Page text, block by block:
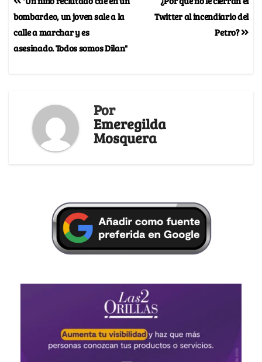
Twitter al incendiario del
Petro?
bombardeo, un joven sale a la
calle a marchar y es
asesinado. Todos somos Dilan"
Por
Emeregilda
Mosquera